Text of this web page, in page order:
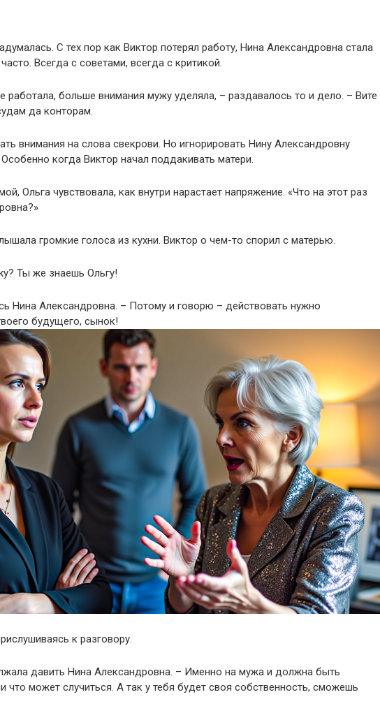
С тех пор как Виктор потерял работу, Нина Александровна стала
Всегда с советами, всегда с критикой.
больше внимания мужу уделяла, – раздавалось то и дело. – Вите
да конторам.
внимания на слова свекрови. Но игнорировать Нину Александровну
когда Виктор начал поддакивать матери.
Ольга чувствовала, как внутри нарастает напряжение. «Что на этот раз
громкие голоса из кухни. Виктор о чем-то спорил с матерью.
Ты же знаешь Ольгу!
Нина Александровна. – Потому и говорю – действовать нужно
будущего, сынок!
к разговору.
давить Нина Александровна. – Именно на мужа и должна быть
что может случиться. А так у тебя будет своя собственность, сможешь